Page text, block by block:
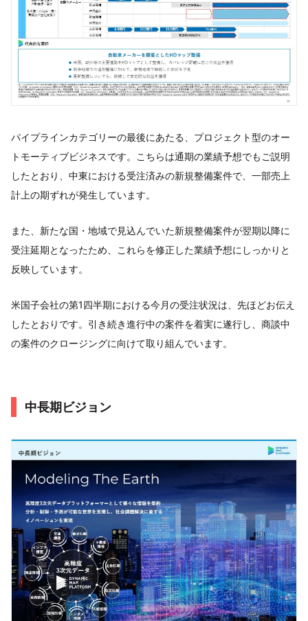
パイプラインカテゴリーの最後にあたる、プロジェクト型のオー
トモーティブビジネスです。こちらは通期の業績予想でもご説明
したとおり、中東における受注済みの新規整備案件で、一部売上
計上の期ずれが発生しています。
また、新たな国・地域で見込んでいた新規整備案件が翌期以降に
受注延期となったため、これらを修正した業績予想にしっかりと
反映しています。
米国子会社の第1四半期における今月の受注状況は、先ほどお伝え
したとおりです。引き続き進行中の案件を着実に遂行し、商談中
の案件のクロージングに向けて取り組んでいます。
中長期ビジョン